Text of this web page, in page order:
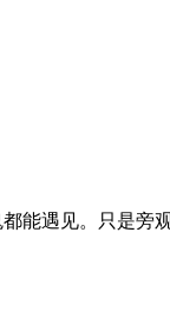
能遇见。只是